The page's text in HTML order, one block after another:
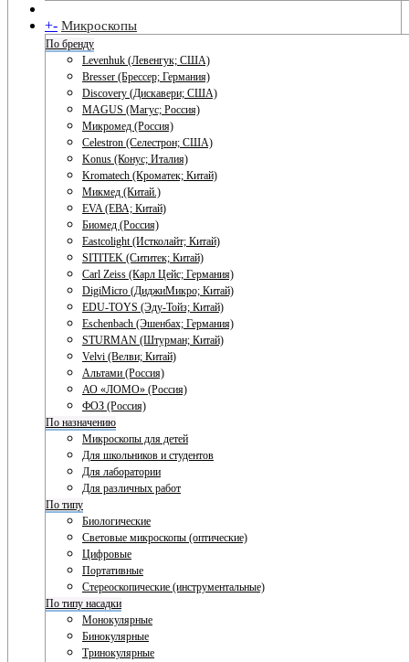
+- Микроскопы
По бренду
Levenhuk (Левенгук; США)
Bresser (Брессер; Германия)
Discovery (Дискавери; США)
MAGUS (Магус; Россия)
Микромед (Россия)
Celestron (Селестрон; США)
Konus (Конус; Италия)
Kromatech (Кроматек; Китай)
Микмед (Китай.)
EVA (ЕВА; Китай)
Биомед (Россия)
Eastcolight (Истколайт; Китай)
SITITEK (Сититек; Китай)
Carl Zeiss (Карл Цейс; Германия)
DigiMicro (ДиджиМикро; Китай)
EDU-TOYS (Эду-Тойз; Китай)
Eschenbach (Эшенбах; Германия)
STURMAN (Штурман; Китай)
Velvi (Велви; Китай)
Альтами (Россия)
АО «ЛОМО» (Россия)
ФОЗ (Россия)
По назначению
Микроскопы для детей
Для школьников и студентов
Для лаборатории
Для различных работ
По типу
Биологические
Световые микроскопы (оптические)
Цифровые
Портативные
Стереоскопические (инструментальные)
По типу насадки
Монокулярные
Бинокулярные
Тринокулярные